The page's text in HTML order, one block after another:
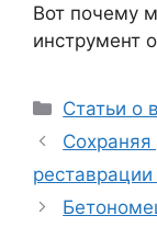
Вот почему
инструмент
Рубрики
Статьи о
Сохраняя